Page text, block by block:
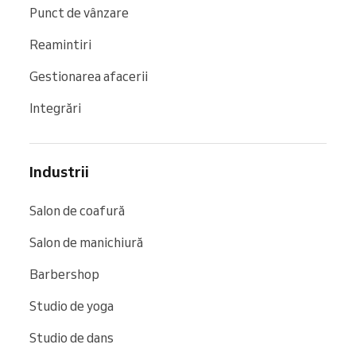
Punct de vânzare
Reamintiri
Gestionarea afacerii
Integrări
Industrii
Salon de coafură
Salon de manichiură
Barbershop
Studio de yoga
Studio de dans